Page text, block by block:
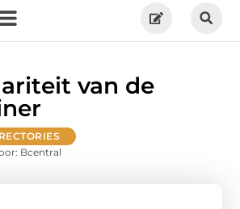
van de
Bcentral